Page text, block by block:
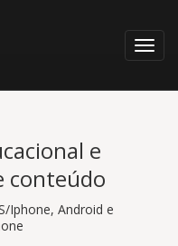
e
conteúdo
Iphone, Android e